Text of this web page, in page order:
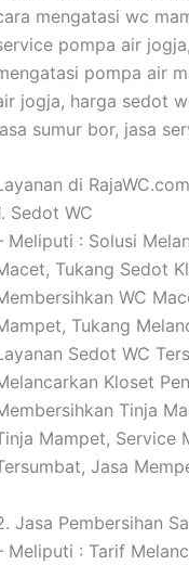
mengatasi wc
pompa air
pompa air
jogja, harga sedot
sumur bor, jasa
di
Sedot WC
Meliputi : Solusi
Tukang Sedot
WC
Tukang
Sedot WC
Kloset
Tinja
Mampet, Service
Jasa
Jasa Pembersihan
Meliputi : Tarif